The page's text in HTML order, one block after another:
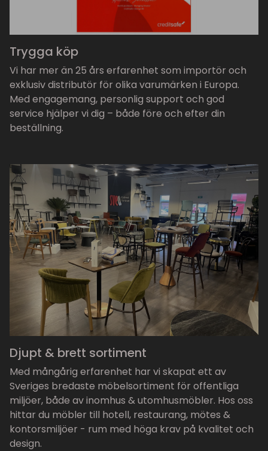
Trygga köp
Vi har mer än 25 års erfarenhet som importör och
exklusiv distributör för olika varumärken i Europa.
Med engagemang, personlig support och god
service hjälper vi dig – både före och efter din
beställning.
Djupt & brett sortiment
Med mångårig erfarenhet har vi skapat ett av
Sveriges bredaste möbelsortiment för offentliga
miljöer, både av inomhus & utomhusmöbler. Hos oss
hittar du möbler till hotell, restaurang, mötes &
kontorsmiljöer - rum med höga krav på kvalitet och
design.